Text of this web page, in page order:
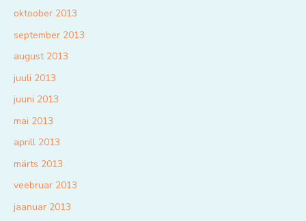
oktoober 2013
september 2013
august 2013
juuli 2013
juuni 2013
mai 2013
aprill 2013
märts 2013
veebruar 2013
jaanuar 2013